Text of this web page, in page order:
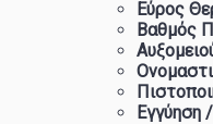
Εύρος
Βαθμός
Εγγύηση